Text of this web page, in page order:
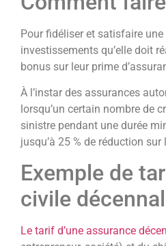
Pour fidéliser et satisfaire
investissements qu’elle doit
bonus sur leur prime
À l’instar des assurances
lorsqu’un certain nombre de
sinistre pendant une durée
jusqu’à 25 % de réduction
Exemple de
civile
Le tarif d’une assurance